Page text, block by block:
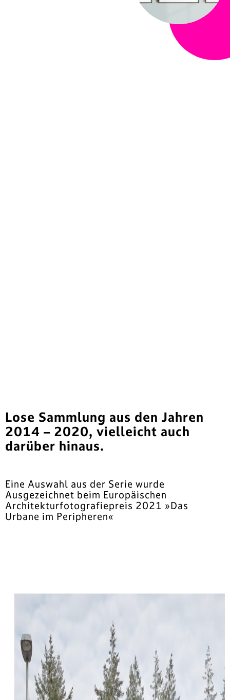
Lose Sammlung aus den Jahren
2014 – 2020, vielleicht auch
darüber hinaus.
Eine Auswahl aus der Serie wurde
Ausgezeichnet beim Europäischen
Architekturfotografiepreis 2021 »Das
Urbane im Peripheren«